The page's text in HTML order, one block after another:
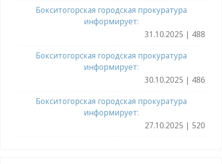
Бокситогорская городская прокуратура
информирует:
31.10.2025 | 488
Бокситогорская городская прокуратура
информирует:
30.10.2025 | 486
Бокситогорская городская прокуратура
информирует:
27.10.2025 | 520